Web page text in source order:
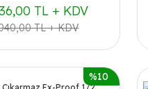
TL + KDV
TL + KDV
%10